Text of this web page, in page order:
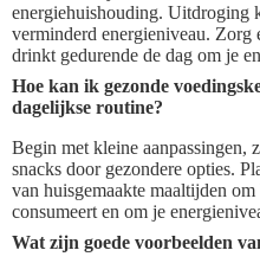
energiehuishouding. Uitdroging
verminderd energieniveau. Zorg
drinkt gedurende de dag om je
Hoe kan ik gezonde
dagelijkse routine?
Begin met kleine aanpassingen,
snacks door gezondere opties.
van huisgemaakte maaltijden
consumeert en om je
Wat zijn goede voorbeelden